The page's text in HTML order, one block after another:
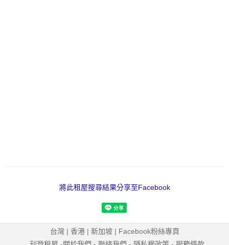
將此租屋搜尋結果分享至Facebook
台灣| 香港| 新加坡| Facebook粉絲專頁